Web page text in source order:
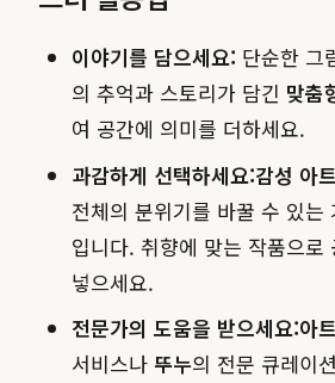
이야기를 담으세요: 단순한 그
의 추억과 스토리가 담긴 맞춤
여 공간에 의미를 더하세요.
과감하게 선택하세요:감성 아
전체의 분위기를 바꿀 수 있는
입니다. 취향에 맞는 작품으로
넣으세요.
전문가의 도움을 받으세요:아
서비스나 뚜누의 전문 큐레이